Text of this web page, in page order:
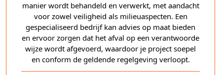
manier wordt behandeld en verwerkt, met aandacht
voor zowel veiligheid als milieuaspecten. Een
gespecialiseerd bedrijf kan advies op maat bieden
en ervoor zorgen dat het afval op een verantwoorde
wijze wordt afgevoerd, waardoor je project soepel
en conform de geldende regelgeving verloopt.